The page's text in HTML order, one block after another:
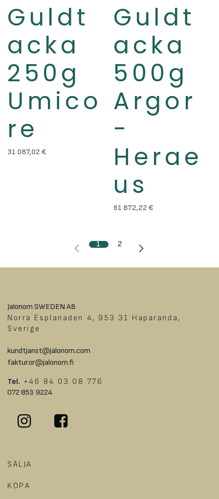
Slut i lager
Guldt
acka
250g
Umico
re
31 087,02 €
Slut i lager
Guldt
acka
500g
Argor
-
Herae
us
61 872,22 €
1 2
Jalonom SWEDEN AB
Norra Esplanaden 4, 953 31 Haparanda,
Sverige
kundtjanst@jalonom.com
fakturor@jalonom.fi
Tel. +46 84 03 08 776
072 853 9224
SÄLJA
KÖPA